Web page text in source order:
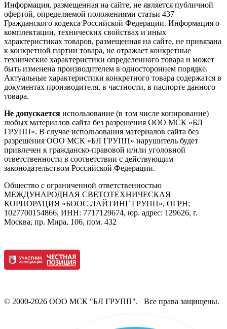
Информация, размещенная на сайте, не является публичной
офертой, определяемой положениями статьи 437
Гражданского кодекса Российской Федерации. Информация о
комплектации, технических свойствах и иных
характеристиках товаров, размещенная на сайте, не привязана
к конкретной партии товара, не отражает конкретные
технические характеристики определенного товара и может
быть изменена производителем в одностороннем порядке.
Актуальные характеристики конкретного товара содержатся в
документах производителя, в частности, в паспорте данного
товара.
Не допускается использование (в том числе копирование)
любых материалов сайта без разрешения ООО МСК «БЛ
ГРУПП». В случае использования материалов сайта без
разрешения ООО МСК «БЛ ГРУПП» нарушитель будет
привлечен к гражданско-правовой и/или уголовной
ответственности в соответствии с действующим
законодательством Российской Федерации.
Общество с ограниченной ответственностью
МЕЖДУНАРОДНАЯ СВЕТОТЕХНИЧЕСКАЯ
КОРПОРАЦИЯ «БООС ЛАЙТИНГ ГРУПП», ОГРН:
1027700154866, ИНН: 7717129674, юр. адрес: 129626, г.
Москва, пр. Мира, 106, пом. 432
© 2000-2026 ООО МСК "БЛ ГРУПП". Все права защищены.